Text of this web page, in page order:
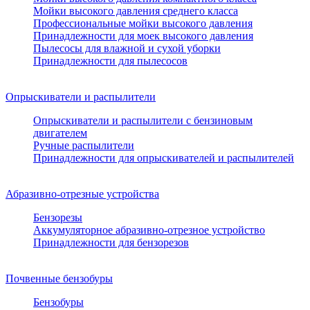
Мойки высокого давления среднего класса
Профессиональные мойки высокого давления
Принадлежности для моек высокого давления
Пылесосы для влажной и сухой уборки
Принадлежности для пылесосов
Опрыскиватели и распылители
Опрыскиватели и распылители с бензиновым
двигателем
Ручные распылители
Принадлежности для опрыскивателей и распылителей
Абразивно-отрезные устройства
Бензорезы
Аккумуляторное абразивно-отрезное устройство
Принадлежности для бензорезов
Почвенные бензобуры
Бензобуры